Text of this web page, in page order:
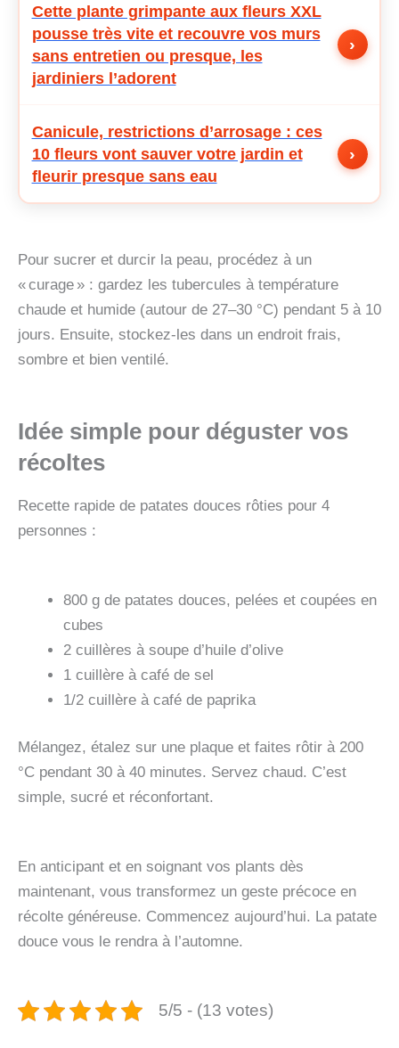
Cette plante grimpante aux fleurs XXL
pousse très vite et recouvre vos murs
sans entretien ou presque, les
jardiniers l’adorent
›
Canicule, restrictions d’arrosage : ces
10 fleurs vont sauver votre jardin et
fleurir presque sans eau
›
Pour sucrer et durcir la peau, procédez à un
« curage » : gardez les tubercules à température
chaude et humide (autour de 27–30 °C) pendant 5 à 10
jours. Ensuite, stockez-les dans un endroit frais,
sombre et bien ventilé.
Idée simple pour déguster vos
récoltes
Recette rapide de patates douces rôties pour 4
personnes :
800 g de patates douces, pelées et coupées en
cubes
2 cuillères à soupe d’huile d’olive
1 cuillère à café de sel
1/2 cuillère à café de paprika
Mélangez, étalez sur une plaque et faites rôtir à 200
°C pendant 30 à 40 minutes. Servez chaud. C’est
simple, sucré et réconfortant.
En anticipant et en soignant vos plants dès
maintenant, vous transformez un geste précoce en
récolte généreuse. Commencez aujourd’hui. La patate
douce vous le rendra à l’automne.
5/5 - (13 votes)